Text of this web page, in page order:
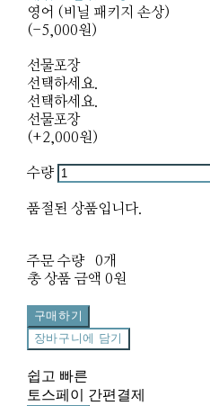
영어 (비닐 패키지 손상)
(-5,000원)
선물포장
선택하세요.
선택하세요.
선물포장
(+2,000원)
수량
품절된 상품입니다.
주문 수량
0개
총 상품 금액 0원
구매하기
장바구니에 담기
쉽고 빠른
토스페이 간편결제